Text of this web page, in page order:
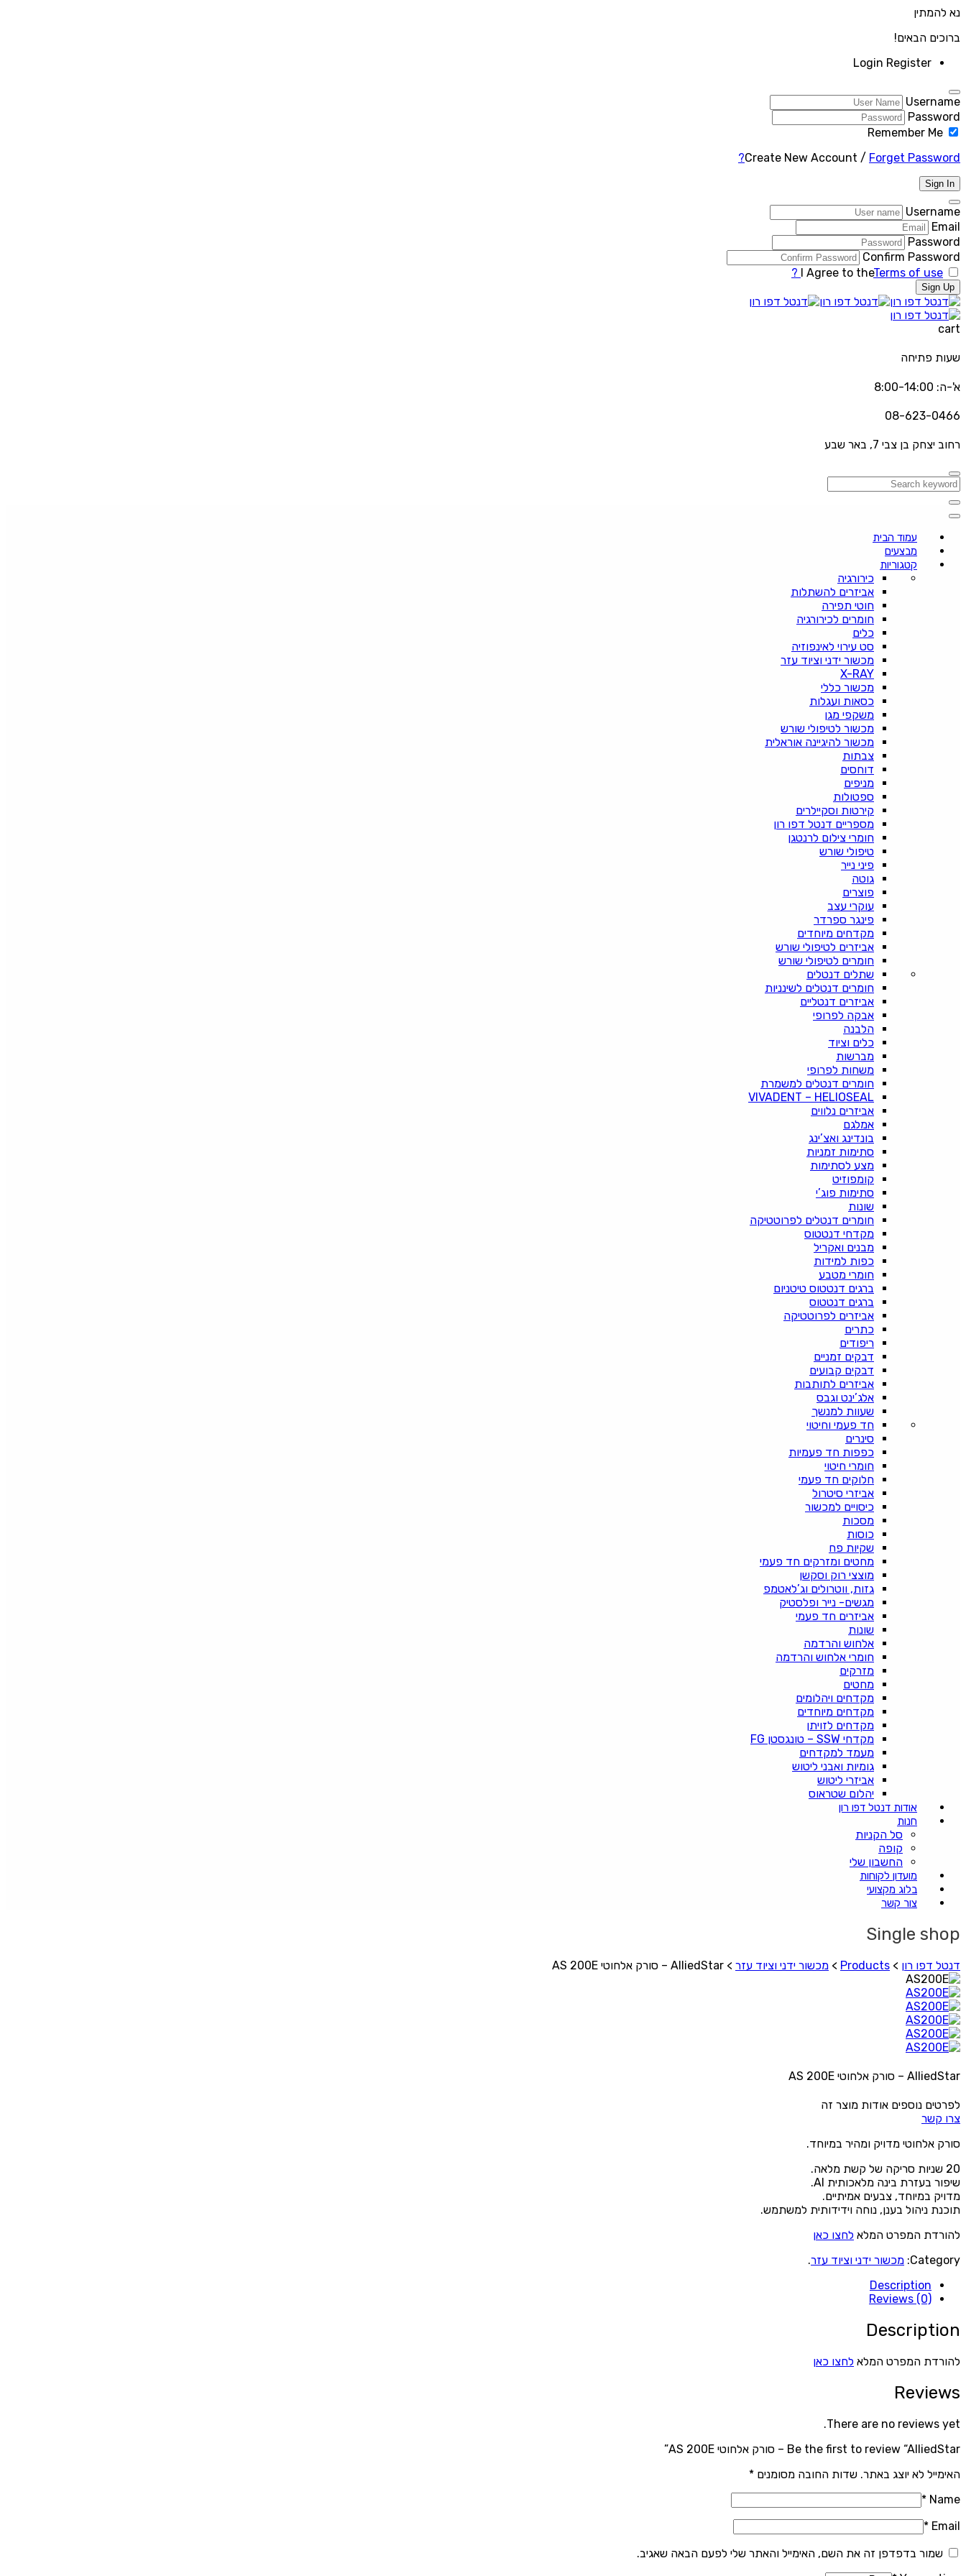
נא להמתין
ברוכים הבאים!
Login Register
Username
Password
Remember Me
Create New Account / Forget Password?
Sign In
Username
Email
Password
Confirm Password
I Agree to theTerms of use ?
Sign Up
cart
שעות פתיחה
א'-ה: 8:00-14:00
08-623-0466
רחוב יצחק בן צבי 7, באר שבע
עמוד הבית
מבצעים
קטגוריות
כירורגיה
אביזרים להשתלות
חוטי תפירה
חומרים לכירורגיה
כלים
סט עירוי לאינפוזיה
מכשור ידני וציוד עזר
X-RAY
מכשור כללי
כסאות ועגלות
משקפי מגן
מכשור לטיפולי שורש
מכשור להיגיינה אוראלית
צבתות
דוחסים
מניפים
ספטולות
קירטות וסקיילרים
מספריים דנטל דפו רון
חומרי צילום לרנטגן
טיפולי שורש
פיני נייר
גוטה
פוצרים
עוקרי עצב
פינגר ספרדר
מקדחים מיוחדים
אביזרים לטיפולי שורש
חומרים לטיפולי שורש
שתלים דנטלים
חומרים דנטלים לשינניות
אביזרים דנטליים
אבקה לפרופי
הלבנה
כלים וציוד
מברשות
משחות לפרופי
חומרים דנטלים למשמרת
VIVADENT – HELIOSEAL
אביזרים נלווים
אמלגם
בונדינג ואצ’ינג
סתימות זמניות
מצע לסתימות
קומפוזיט
סתימות פוג’י
שונות
חומרים דנטלים לפרוטטיקה
מקדחי דנטטוס
מבנים ואקריל
כפות למידות
חומרי מטבע
ברגים דנטטוס טיטניום
ברגים דנטטוס
אביזרים לפרוטטיקה
כתרים
ריפודים
דבקים זמניים
דבקים קבועים
אביזרים לתותבות
אלג’ינט וגבס
שעוות למנשך
חד פעמי וחיטוי
סינרים
כפפות חד פעמיות
חומרי חיטוי
חלוקים חד פעמי
אביזרי סיטרול
כיסויים למכשור
מסכות
כוסות
שקיות פח
מחטים ומזרקים חד פעמי
מוצצי רוק וסקשן
גזות, ווטרולים וג’לאטמפ
מגשים- נייר ופלסטיק
אביזרים חד פעמי
שונות
אלחוש והרדמה
חומרי אלחוש והרדמה
מזרקים
מחטים
מקדחים ויהלומים
מקדחים מיוחדים
מקדחים לזויתן
מקדחי SSW – טונגסטן FG
מעמד למקדחים
גומיות ואבני ליטוש
אביזרי ליטוש
יהלום שטראוס
אודות דנטל דפו רון
חנות
סל הקניות
קופה
החשבון שלי
מועדון לקוחות
בלוג מקצועי
צור קשר
Single shop
דנטל דפו רון >
Products
> מכשור ידני וציוד עזר > AlliedStar – סורק אלחוטי AS 200E
AlliedStar – סורק אלחוטי AS 200E
לפרטים נוספים אודות מוצר זה
צרו קשר
סורק אלחוטי מדויק ומהיר במיוחד.
20 שניות סריקה של קשת מלאה.
שיפור בעזרת בינה מלאכותית AI.
מדויק במיוחד, צבעים אמיתיים.
תוכנת ניהול בענן, נוחה וידידותית למשתמש.
להורדת המפרט המלא לחצו כאן
Category: מכשור ידני וציוד עזר.
Description
Reviews (0)
Description
להורדת המפרט המלא לחצו כאן
Reviews
There are no reviews yet.
Be the first to review “AlliedStar – סורק אלחוטי AS 200E”
האימייל לא יוצג באתר. שדות החובה מסומנים *
Name
*
Email
*
שמור בדפדפן זה את השם, האימייל והאתר שלי לפעם הבאה שאגיב.